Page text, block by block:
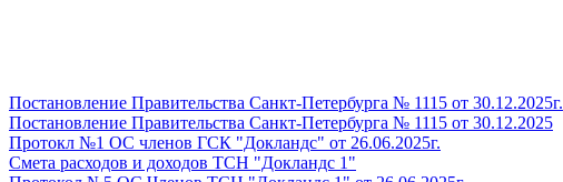
Постановление Правительства Санкт-Петербурга № 1115 от 30.12.2025г.
Постановление Правительства Санкт-Петербурга № 1115 от 30.12.2025
Протокл №1 ОС членов ГСК "Докландс" от 26.06.2025г.
Смета расходов и доходов ТСН "Докландс 1"